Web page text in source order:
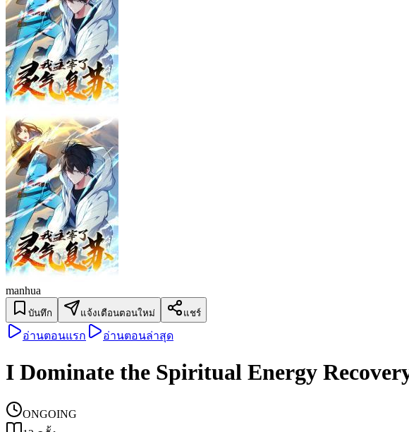
manhua
บันทึก แจ้งเตือนตอนใหม่ แชร์
อ่านตอนแรก อ่านตอนล่าสุด
I Dominate the Spiritual Energy
ONGOING